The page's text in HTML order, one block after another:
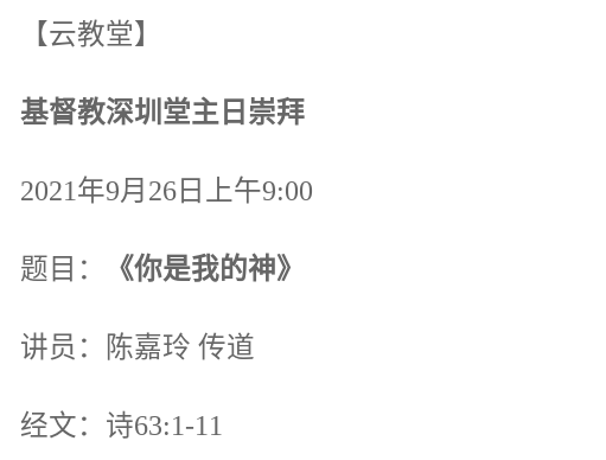
【云教堂】
基督教深圳堂主日崇拜
2021年9月26日上午9:00
题目： 《你是我的神》
讲员：陈嘉玲 传道
经文：诗63:1-11